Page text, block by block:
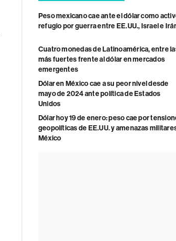
Peso mexicano cae ante el dólar como
refugio por guerra entre EE.UU., Israel e
Cuatro monedas de Latinoamérica, entre
más fuertes frente al dólar en mercados
emergentes
Dólar en México cae a su peor nivel desde
mayo de 2024 ante política de Estados
Unidos
Dólar hoy 19 de enero: peso cae por
geopolíticas de EE.UU. y amenazas
México